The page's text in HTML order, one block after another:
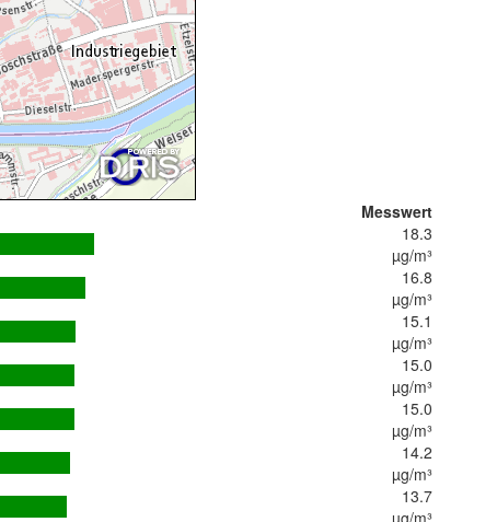
Messwert
18.3
µg/m³
16.8
µg/m³
15.1
µg/m³
15.0
µg/m³
15.0
µg/m³
14.2
µg/m³
13.7
µg/m³